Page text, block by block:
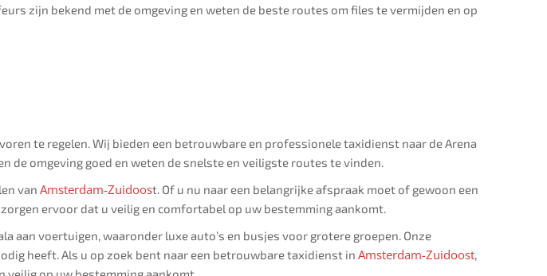
zijn bekend met de omgeving en weten de beste routes om files te vermijden en op
te regelen. Wij bieden een betrouwbare en professionele taxidienst naar de Arena
omgeving goed en weten de snelste en veiligste routes te vinden.
van Amsterdam-Zuidoost. Of u nu naar een belangrijke afspraak moet of gewoon een
ervoor dat u veilig en comfortabel op uw bestemming aankomt.
aan voertuigen, waaronder luxe auto’s en busjes voor grotere groepen. Onze
heeft. Als u op zoek bent naar een betrouwbare taxidienst in Amsterdam-Zuidoost